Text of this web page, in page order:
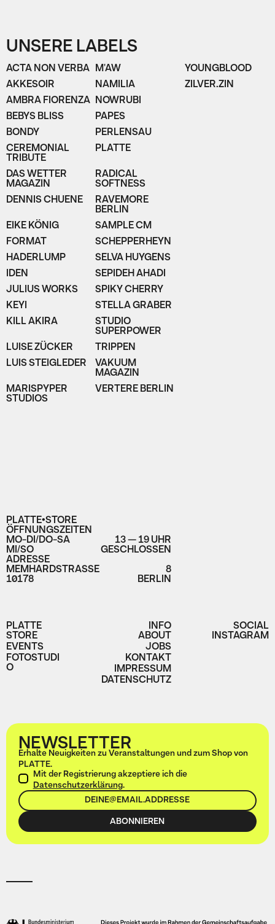
UNSERE LABELS
ACTA NON VERBA
AKKESOIR
AMBRA FIORENZA
BEBYS BLISS
BONDY
CEREMONIAL
TRIBUTE
DAS WETTER
MAGAZIN
DENNIS CHUENE
EIKE KÖNIG
FORMAT
HADERLUMP
IDEN
JULIUS WORKS
KEYI
KILL AKIRA
LUISE ZÜCKER
LUIS STEIGLEDER
MARISPYPER
STUDIOS
M'AW
NAMILIA
NOWRUBI
PAPES
PERLENSAU
PLATTE
RADICAL
SOFTNESS
RAVEMORE
BERLIN
SAMPLE CM
SCHEPPERHEYN
SELVA HUYGENS
SEPIDEH AHADI
SPIKY CHERRY
STELLA GRABER
STUDIO
SUPERPOWER
TRIPPEN
VAKUUM
MAGAZIN
VERTERE BERLIN
YOUNGBLOOD
ZILVER.ZIN
PLATTE•STORE
ÖFFNUNGSZEITEN
MO-DI/DO-SA 13 — 19 UHR
MI/SO GESCHLOSSEN
ADRESSE
MEMHARDSTRASSE 8
10178 BERLIN
PLATTE
STORE
EVENTS
FOTOSTUDI
O
INFO
ABOUT
JOBS
KONTAKT
IMPRESSUM
DATENSCHUTZ
SOCIAL
INSTAGRAM
NEWSLETTER
Erhalte Neuigkeiten zu Veranstaltungen und zum Shop von
PLATTE.
Mit der Registrierung akzeptiere ich die
Datenschutzerklärung.